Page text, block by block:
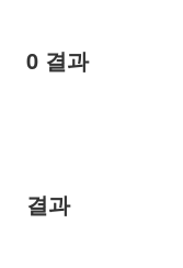
0 결과
결과